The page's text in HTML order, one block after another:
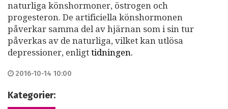
naturliga könshormoner, östrogen och
progesteron. De artificiella könshormonen
påverkar samma del av hjärnan som i sin tur
påverkas av de naturliga, vilket kan utlösa
depressioner, enligt tidningen.
2016-10-14 10:00
Kategorier: